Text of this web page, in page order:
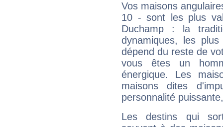
Vos maisons
10 - sont les plus
Duchamp : la
dynamiques, les
dépend du reste de
vous êtes un
énergique. Les
maisons dites
personnalité
Les destins qui